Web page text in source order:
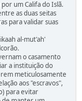
um Califa do Islã.
as duas seitas
para validar suas
al-mut'ah'
o casamento
a instituição do
meticulosamente
aos "escravos",
para evitar